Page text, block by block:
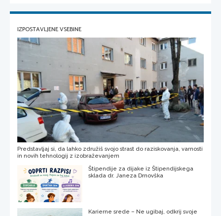
IZPOSTAVLJENE VSEBINE
Predstavljaj si, da lahko združiš svojo strast do raziskovanja, varnosti
in novih tehnologij z izobraževanjem
Štipendije za dijake iz Štipendijskega
sklada dr. Janeza Drnovška
Karierne srede – Ne ugibaj, odkrij svoje